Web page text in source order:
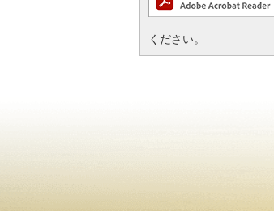
ください。